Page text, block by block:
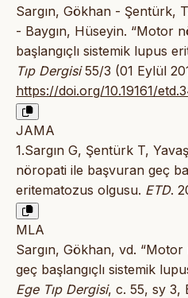
Sargın, Gökhan - Şentürk,
- Baygın, Hüseyin. “Motor
başlangıçlı sistemik lupus
Tıp Dergisi55/3 (01 Eylül
https://doi.org/10.19161/
JAMA
1.Sargın G, Şentürk T,
nöropati ile başvuran geç
eritematozus olgusu. ETD.
MLA
Sargın, Gökhan, vd.
geç başlangıçlı sistemik
Ege Tıp Dergisi, c. 55, sy 3,